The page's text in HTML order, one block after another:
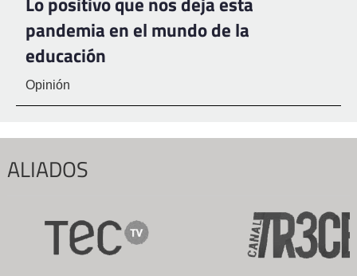
pandemia en el mundo de la
educación
Opinión
ALIADOS